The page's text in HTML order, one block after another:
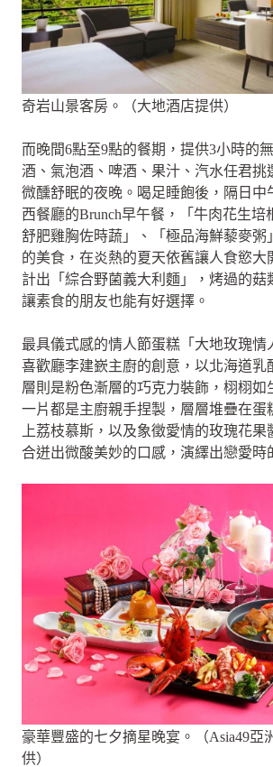
奇岩山景客房。（大地酒店提供）
而晚間6點至9點的餐期，提供3小時的
酒、氣泡酒、啤酒、果汁、汽水任君挑
微醺舒眠的夜晚。喝足睡飽後，隔日中
西餐廳的Brunch早午餐，「牛肉花生培
舒肥雞胸佐時蔬」、「極品海鮮藜麥粥
的美食，在炎熱的夏天依舊讓人食慾大
計出「綜合野菌義大利麵」，烤過的菇
讓素食的朋友也能有好選擇。
最具儀式感的情人節蛋糕「大地玫瑰情
喜歡廳李建嶔主廚的創意，以北海道乳
層則是粉色漸層的巧克力裝飾，栩栩如
一片都是主廚親手捏製，層層堆疊在蛋
上荔枝慕斯，以及象徵愛情的玫瑰花
合迸出微酸美妙的口感，演繹出戀愛時
豪華豐盛的七夕摘星晚宴。（Asia49亞
供）